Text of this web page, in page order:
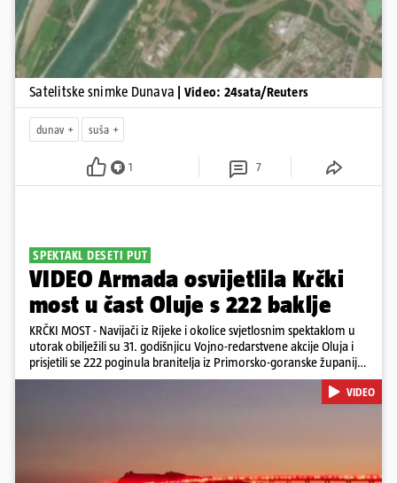
Satelitske snimke Dunava | Video: 24sata/Reuters
dunav suša
1 7
SPEKTAKL DESETI PUT
VIDEO Armada osvijetlila Krčki
most u čast Oluje s 222 baklje
KRČKI MOST - Navijači iz Rijeke i okolice svjetlosnim spektaklom u
utorak obilježili su 31. godišnjicu Vojno-redarstvene akcije Oluja i
prisjetili se 222 poginula branitelja iz Primorsko-goranske županije.
Bakljadu su priredili desetu godinu zaredom, a gledali su je s kopna
VIDEO